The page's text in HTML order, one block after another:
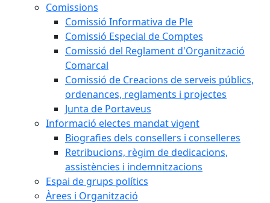
Comissions
Comissió Informativa de Ple
Comissió Especial de Comptes
Comissió del Reglament d'Organització
Comarcal
Comissió de Creacions de serveis públics,
ordenances, reglaments i projectes
Junta de Portaveus
Informació electes mandat vigent
Biografies dels consellers i conselleres
Retribucions, règim de dedicacions,
assistències i indemnitzacions
Espai de grups polítics
Àrees i Organització